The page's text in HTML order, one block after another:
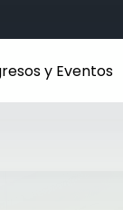
y Eventos